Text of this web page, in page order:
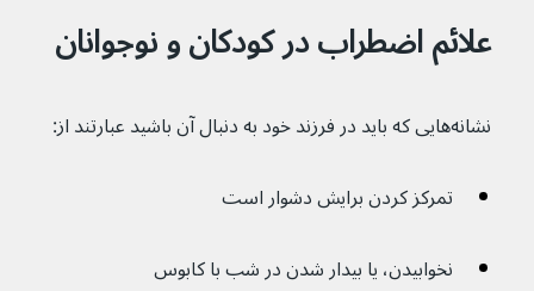
علائم اضطراب در کودکان و نوجوانان
نشانه‌هایی که باید در فرزند خود به دنبال آن باشید عبارتند از:
تمرکز کردن برایش دشوار است
نخوابیدن، یا بیدار شدن در شب با کابوس